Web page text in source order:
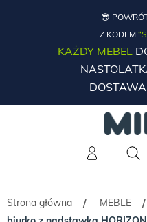
😎
Z KODEM
KAŻDY MEBEL
Strona główna / MEBLE /